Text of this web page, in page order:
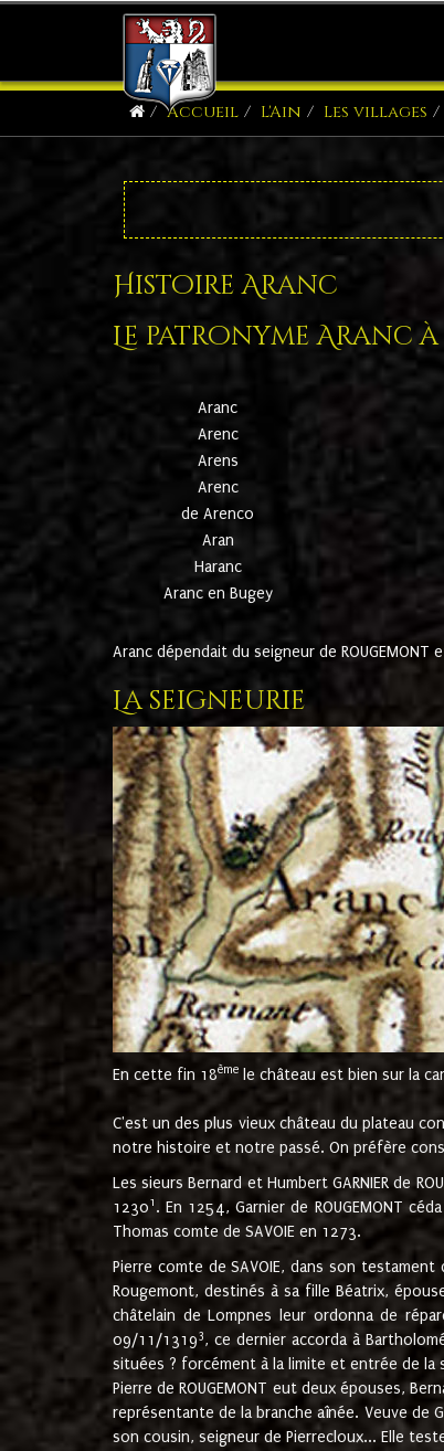
Accueil L'Ain Les villages
Histoire Aranc
Le patronyme Aranc
Aranc
Arenc
Arens
Arenc
de Arenco
Aran
Haranc
Aranc en Bugey
Aranc dépendait du seigneur de
La seigneurie
En cette fin 18ème le château est bien sur la
C'est un des plus vieux château du plateau
notre histoire et notre passé. On préfère
Les sieurs Bernard et Humbert GARNIER de
12301 . En 1254, Garnier de ROUGEMONT
Thomas comte de SAVOIE en 1273.
Pierre comte de SAVOIE, dans son
Rougemont, destinés à sa fille Béatrix,
châtelain de Lompnes leur ordonna de
09/11/13193, ce dernier accorda à
situées ? forcément à la limite et entrée de la
Pierre de ROUGEMONT eut deux épouses,
représentante de la branche aînée. Veuve de
son cousin, seigneur de Pierrecloux... Elle